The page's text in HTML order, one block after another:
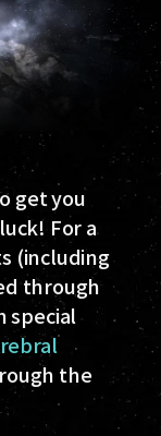
get you
For a
(including
through
special
the